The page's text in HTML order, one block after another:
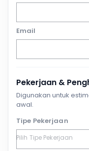
Email
Pekerjaan &
Digunakan untuk
awal.
Tipe Pekerjaan